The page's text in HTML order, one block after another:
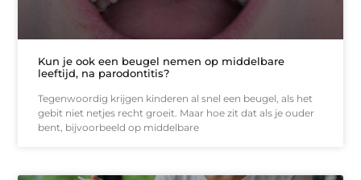
Kun je ook een beugel nemen op middelbare
leeftijd, na parodontitis?
Tegenwoordig krijgen kinderen al snel een beugel, als het
gebit niet netjes recht groeit. Maar hoe zit dat als je ouder
bent, bijvoorbeeld op middelbare